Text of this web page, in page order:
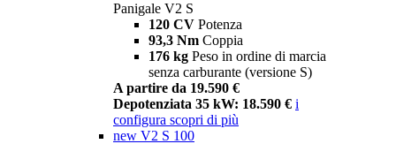
Panigale V2 S
120 CV Potenza
93,3 Nm Coppia
176 kg Peso in ordine di marcia
senza carburante (versione S)
A partire da 19.590 €
Depotenziata 35 kW: 18.590 € i
configura scopri di più
new V2 S 100